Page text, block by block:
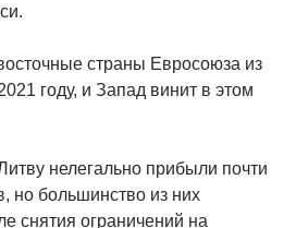
страны Евросоюза из
году, и Запад винит в этом
нелегально прибыли почти
но большинство из них
снятия ограничений на